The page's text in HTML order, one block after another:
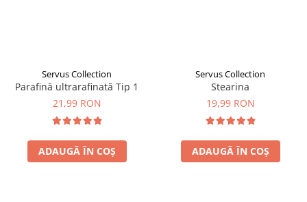
Servus Collection
Parafină ultrarafinată Tip 1
21,99 RON
ADAUGĂ ÎN COȘ
Servus Collection
Stearina
19,99 RON
ADAUGĂ ÎN COȘ